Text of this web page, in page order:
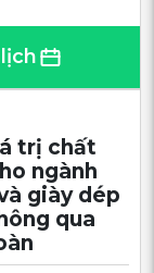
trị chất
ngành
giày dép
qua